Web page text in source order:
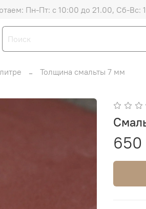
Пн-Пт: с 10:00 до 21.00, Сб-Вс:
Толщина смальты 7 мм
650